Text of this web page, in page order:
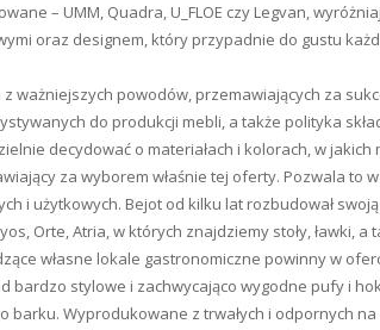
– UMM, Quadra, U_FLOE czy Legvan,
oraz designem, który przypadnie do gustu
z ważniejszych powodów, przemawiających za
do produkcji mebli, a także polityka
decydować o materiałach i kolorach, w
za wyborem właśnie tej oferty. Pozwala
i użytkowych. Bejot od kilku lat rozbudował
Orte, Atria, w których znajdziemy stoły, ławki,
własne lokale gastronomiczne powinny w
bardzo stylowe i zachwycająco wygodne pufy i
barku. Wyprodukowane z trwałych i odpornych